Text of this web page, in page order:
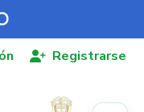
Registrarse